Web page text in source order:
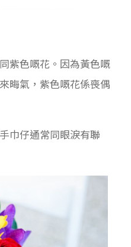
紫色嘅花。因為黃色嘅
晦氣，紫色嘅花係喪偶
巾仔通常同眼淚有聯